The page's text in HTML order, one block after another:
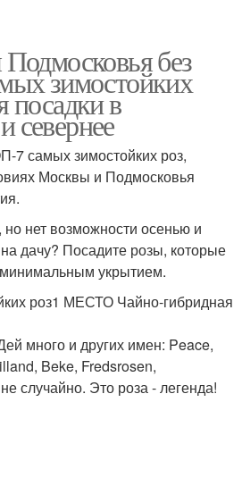
без
зимостойких
посадки в
севернее
7 самых зимостойких роз,
Москвы и Подмосковья
нет возможности осенью и
дачу? Посадите розы, которые
укрытием.
роз1 МЕСТО Чайно-гибридная
много и других имен: Peace,
Beke, Fredsrosen,
случайно. Это роза - легенда!